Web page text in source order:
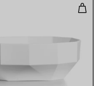
taille